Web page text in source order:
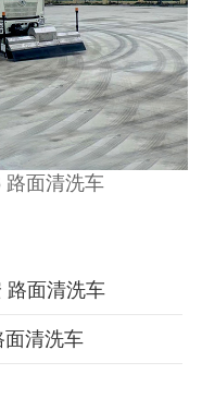
路面清洗车
面清洗车